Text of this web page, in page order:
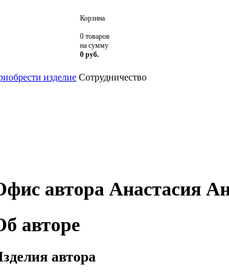
Корзина
0 товаров
на сумму
0 руб.
изделие Сотрудничество
автора Анастасия
авторе
автора